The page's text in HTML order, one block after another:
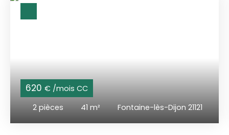
620 € /mois CC
2 pièces 41 m² Fontaine-lès-Dijon 21121